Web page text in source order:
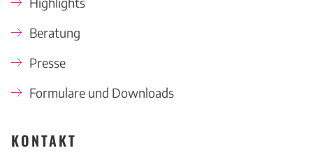
Beratung
Presse
Formulare und Downloads
KONTAKT